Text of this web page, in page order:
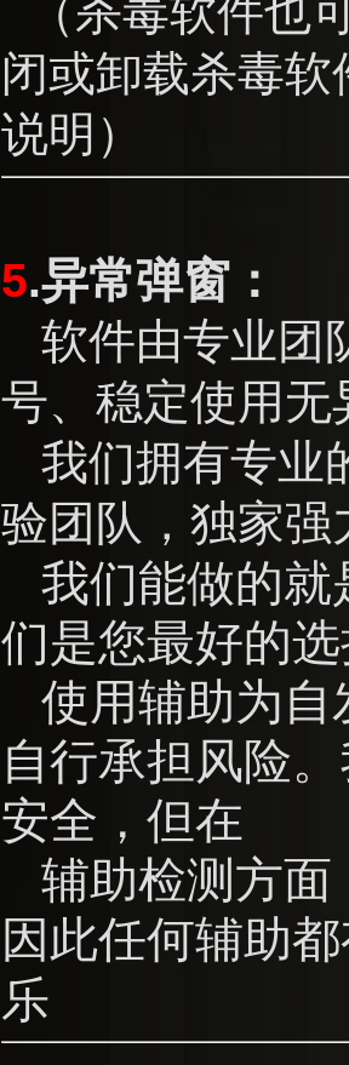
（杀毒软件也
闭或卸载杀毒
说明）
5.异常弹窗：
软件由专业团
号、稳定使用
我们拥有专业
验团队，独家
我们能做的就
们是您最好的
使用辅助为自
自行承担风险
安全，但在
辅助检测方面
因此任何辅助
乐